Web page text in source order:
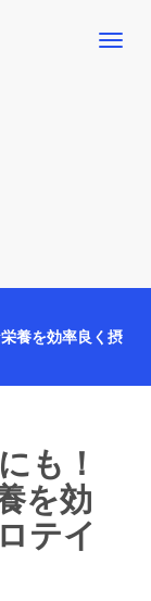
懸賞やモニター生
容健康アイテム探
養を効率良く摂
も！
を効
テイ